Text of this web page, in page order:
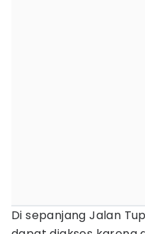
Di sepanjang Jalan